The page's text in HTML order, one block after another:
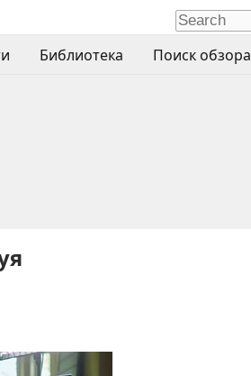
Библиотека Поиск обзора